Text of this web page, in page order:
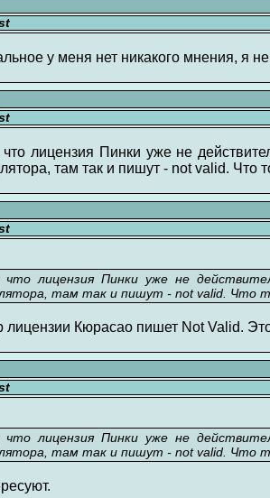
у меня нет никакого мнения, я
лицензия Пинки уже не
там так и пишут - not valid. Что
лицензия Пинки уже не
там так и пишут - not valid. Что
лицензии Кюрасао пишет Not Valid.
лицензия Пинки уже не
там так и пишут - not valid. Что